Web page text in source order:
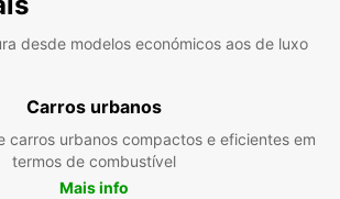
desde modelos económicos aos de luxo
Carros urbanos
carros urbanos compactos e eficientes em
termos de combustível
Mais info